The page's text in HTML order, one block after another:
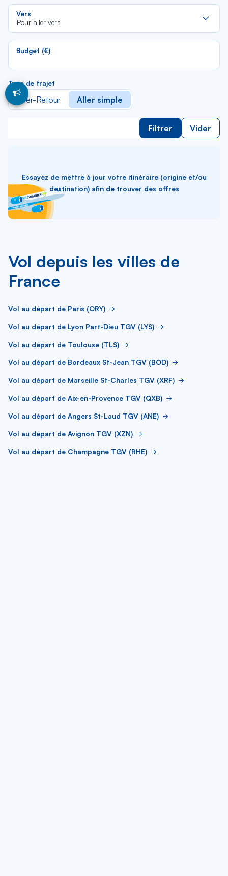
Vers
Pour aller vers
Budget (€)
Type de trajet
Aller-Retour Aller simple
Filtrer Vider
Essayez de mettre à jour votre itinéraire (origine et/ou
destination) afin de trouver des offres
Vol depuis les villes de
France
Vol au départ de Paris (ORY)
Vol au départ de Lyon Part-Dieu TGV (LYS)
Vol au départ de Toulouse (TLS)
Vol au départ de Bordeaux St-Jean TGV (BOD)
Vol au départ de Marseille St-Charles TGV (XRF)
Vol au départ de Aix-en-Provence TGV (QXB)
Vol au départ de Angers St-Laud TGV (ANE)
Vol au départ de Avignon TGV (XZN)
Vol au départ de Champagne TGV (RHE)